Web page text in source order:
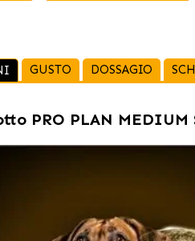
GUSTO DOSSAGIO
PRO PLAN